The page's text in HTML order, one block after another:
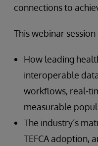
connections to
This webinar
How leading
interoperable
workflows, real-
measurable
The industry’s
TEFCA adoption,